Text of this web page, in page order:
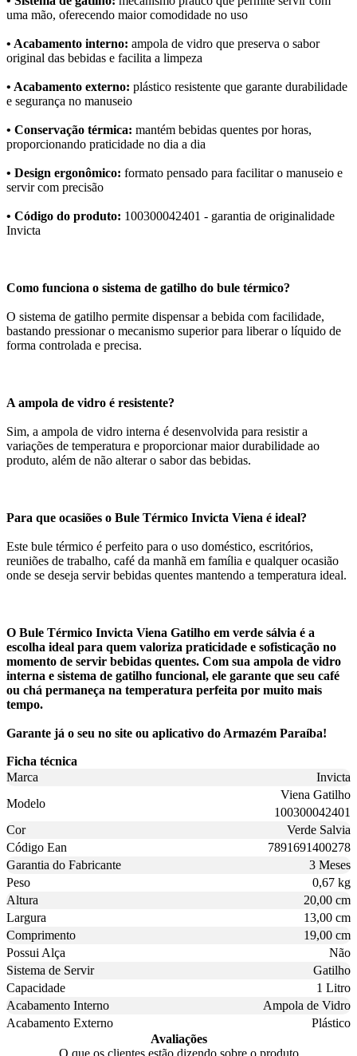
uma mão, oferecendo maior comodidade no uso
• Acabamento interno: ampola de vidro que preserva o sabor
original das bebidas e facilita a limpeza
• Acabamento externo: plástico resistente que garante durabilidade
e segurança no manuseio
• Conservação térmica: mantém bebidas quentes por horas,
proporcionando praticidade no dia a dia
• Design ergonômico: formato pensado para facilitar o manuseio e
servir com precisão
• Código do produto: 100300042401 - garantia de originalidade
Invicta
Como funciona o sistema de gatilho do bule térmico?
O sistema de gatilho permite dispensar a bebida com facilidade,
bastando pressionar o mecanismo superior para liberar o líquido de
forma controlada e precisa.
A ampola de vidro é resistente?
Sim, a ampola de vidro interna é desenvolvida para resistir a
variações de temperatura e proporcionar maior durabilidade ao
produto, além de não alterar o sabor das bebidas.
Para que ocasiões o Bule Térmico Invicta Viena é ideal?
Este bule térmico é perfeito para o uso doméstico, escritórios,
reuniões de trabalho, café da manhã em família e qualquer ocasião
onde se deseja servir bebidas quentes mantendo a temperatura ideal.
O Bule Térmico Invicta Viena Gatilho em verde sálvia é a
escolha ideal para quem valoriza praticidade e sofisticação no
momento de servir bebidas quentes. Com sua ampola de vidro
interna e sistema de gatilho funcional, ele garante que seu café
ou chá permaneça na temperatura perfeita por muito mais
tempo.
Garante já o seu no site ou aplicativo do Armazém Paraíba!
Ficha técnica
Marca
Invicta
Modelo
Viena Gatilho
100300042401
Cor
Verde Salvia
Código Ean
7891691400278
Garantia do Fabricante
3 Meses
Peso
0,67 kg
Altura
20,00 cm
Largura
13,00 cm
Comprimento
19,00 cm
Possui Alça
Não
Sistema de Servir
Gatilho
Capacidade
1 Litro
Acabamento Interno
Ampola de Vidro
Acabamento Externo
Plástico
Avaliações